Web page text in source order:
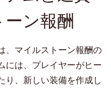
ン報酬
、マイルストーン報酬の
には、プレイヤーがヒー
り、新しい装備を作成し